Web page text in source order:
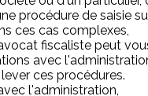
procédure de saisie
ces cas complexes,
fiscaliste peut
avec
ces procédures.
l'administration,